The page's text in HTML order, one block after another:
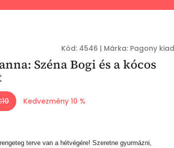
Kód: 4546 | Márka: Pagony
Széna Bogi és a kócos
Kedvezmény 10 %
terve van a hétvégére! Szeretne gyurmázni,